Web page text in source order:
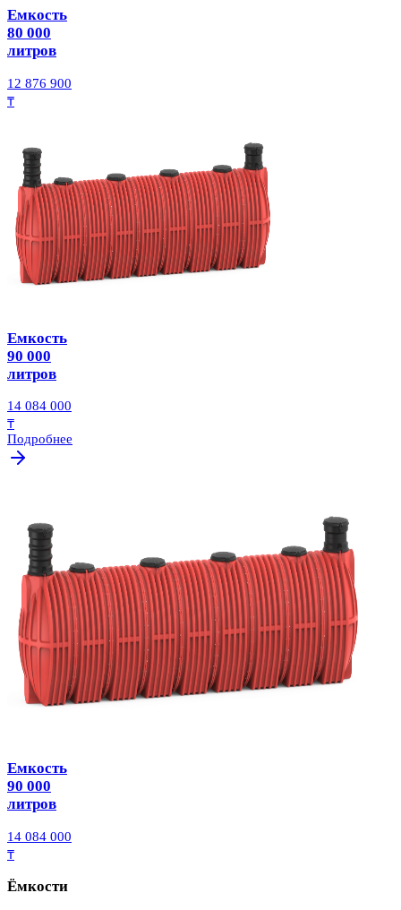
Емкость
80 000
литров
12 876 900
₸
Емкость
90 000
литров
14 084 000
₸
Подробнее
Емкость
90 000
литров
14 084 000
₸
Ёмкости